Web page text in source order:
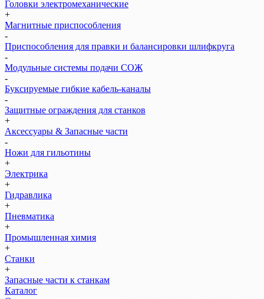
Головки электромеханические
+
Магнитные приспособления
-
Приспособления для правки и балансировки шлифкруга
-
Модульные системы подачи СОЖ
-
Буксируемые гибкие кабель-каналы
-
Защитные ограждения для станков
+
Аксессуары & Запасные части
-
Ножи для гильотины
+
Электрика
+
Гидравлика
+
Пневматика
+
Промышленная химия
+
Станки
+
Запасные части к станкам
Каталог